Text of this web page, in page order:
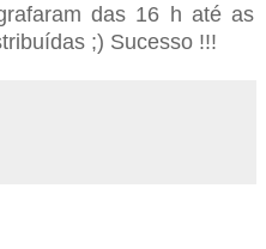
das 16 h até as
;) Sucesso !!!